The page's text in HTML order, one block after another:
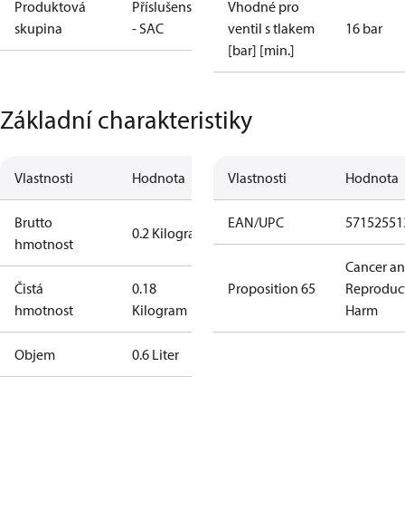
Produktová
skupina
Příslušenství
- SAC
Vhodné pro
ventil s tlakem
[bar] [min.]
16 bar
Základní charakteristiky
Vlastnosti Hodnota
Brutto
hmotnost
0.2 Kilogram
Čistá
hmotnost
0.18
Kilogram
Objem 0.6 Liter
Vlastnosti Hodnota
EAN/UPC
Proposition 65
Cancer
Harm